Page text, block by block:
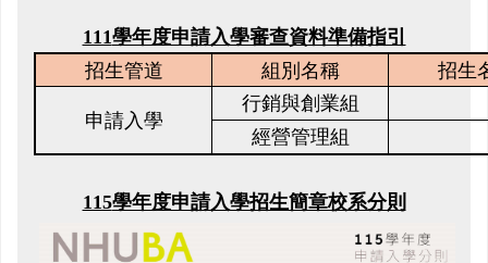
111學年度申請入學審查資料準備指引
招生管道
組別名稱 招生
申請入學
行銷與創業組
經營管理組
115學年度申請入學招生簡章校系分則